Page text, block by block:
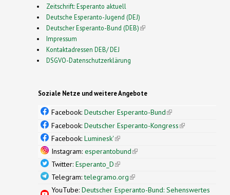
Zeitschrift: Esperanto aktuell
Deutsche Esperanto-Jugend (DEJ)
Deutscher Esperanto-Bund (DEB)(link is external)
Impressum
Kontaktadressen DEB/ DEJ
DSGVO-Datenschutzerklärung
Soziale Netze und weitere Angebote
Facebook: Deutscher Esperanto-Bund(link is
external)
Facebook: Deutscher Esperanto-Kongress(link is
Facebook: Luminesk'(link is external)
Instagram: esperantobund(link is external)
Twitter: Esperanto_D(link is external)
Telegram:telegramo.org(link is external)
YouTube: Deutscher Esperanto-Bund: Sehenswertes